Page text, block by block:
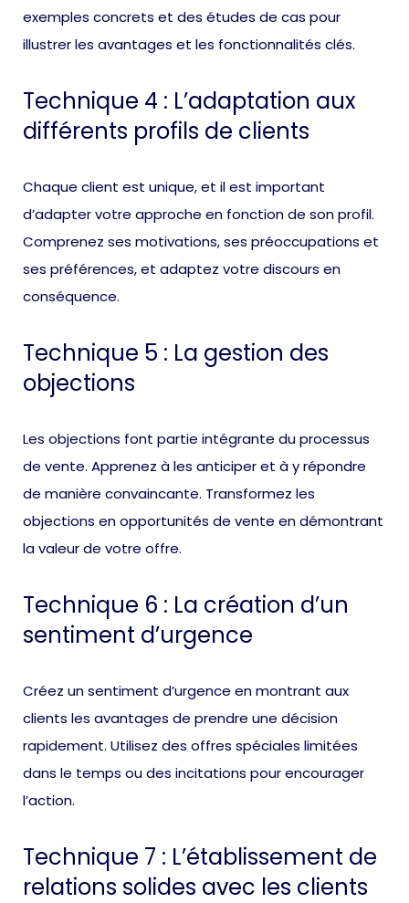
exemples concrets et des études de cas pour
illustrer les avantages et les fonctionnalités clés.
Technique 4 : L’adaptation aux
différents profils de clients
Chaque client est unique, et il est important
d’adapter votre approche en fonction de son profil.
Comprenez ses motivations, ses préoccupations et
ses préférences, et adaptez votre discours en
conséquence.
Technique 5 : La gestion des
objections
Les objections font partie intégrante du processus
de vente. Apprenez à les anticiper et à y répondre
de manière convaincante. Transformez les
objections en opportunités de vente en démontrant
la valeur de votre offre.
Technique 6 : La création d’un
sentiment d’urgence
Créez un sentiment d’urgence en montrant aux
clients les avantages de prendre une décision
rapidement. Utilisez des offres spéciales limitées
dans le temps ou des incitations pour encourager
l’action.
Technique 7 : L’établissement de
relations solides avec les clients